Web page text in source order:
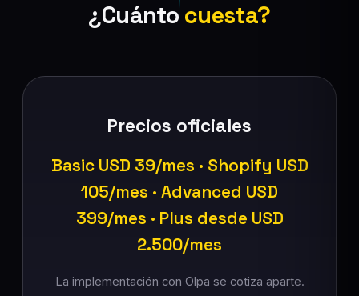
¿Cuánto cuesta?
Precios oficiales
Basic USD 39/mes · Shopify USD
105/mes · Advanced USD
399/mes · Plus desde USD
2.500/mes
La implementación con Olpa se cotiza aparte.